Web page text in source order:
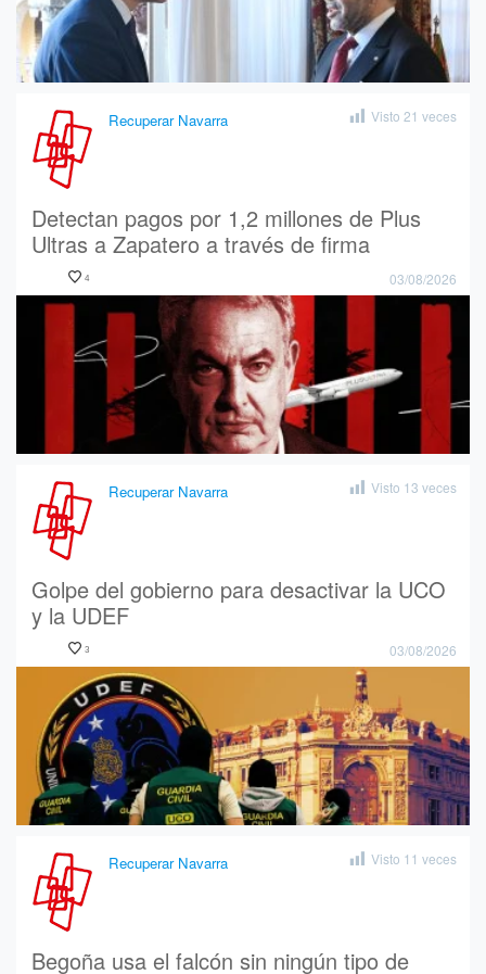
Recuperar Navarra Visto 21 veces
Detectan pagos por 1,2 millones de Plus
Ultras a Zapatero a través de firma
fantasma
4 03/08/2026
Recuperar Navarra Visto 13 veces
Golpe del gobierno para desactivar la UCO
y la UDEF
3 03/08/2026
Recuperar Navarra Visto 11 veces
Begoña usa el falcón sin ningún tipo de